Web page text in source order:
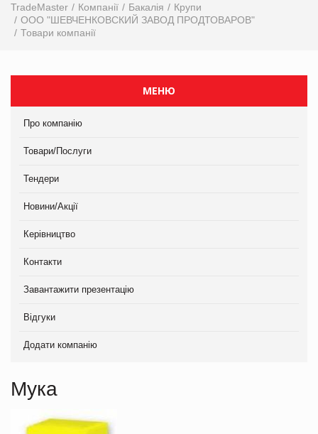
TradeMaster Компанії Бакалія
Крупи
ООО "ШЕВЧЕНКОВСКИЙ ЗАВОД ПРОДТОВАРОВ"
Товари компанії
МЕНЮ
Про компанію
Товари/Послуги
Тендери
Новини/Акції
Керівництво
Контакти
Завантажити презентацію
Відгуки
Додати компанію
Мука